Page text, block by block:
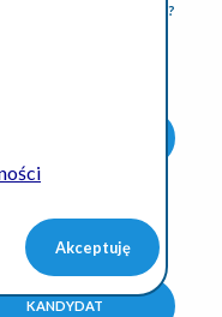
Akceptuję
NIE PAMIĘTASZ HASŁA?
KANDYDAT